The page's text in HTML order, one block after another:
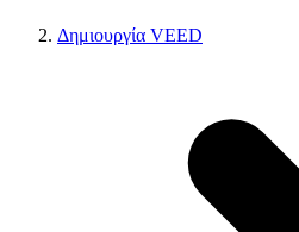
Δημιουργία VEED